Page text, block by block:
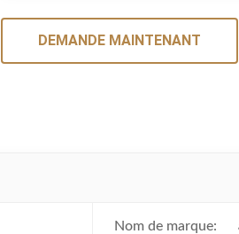
DEMANDE MAINTENANT
Nom de marque: